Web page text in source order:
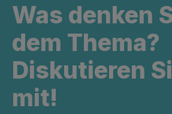
Was denken
dem Thema?
Diskutieren
mit!